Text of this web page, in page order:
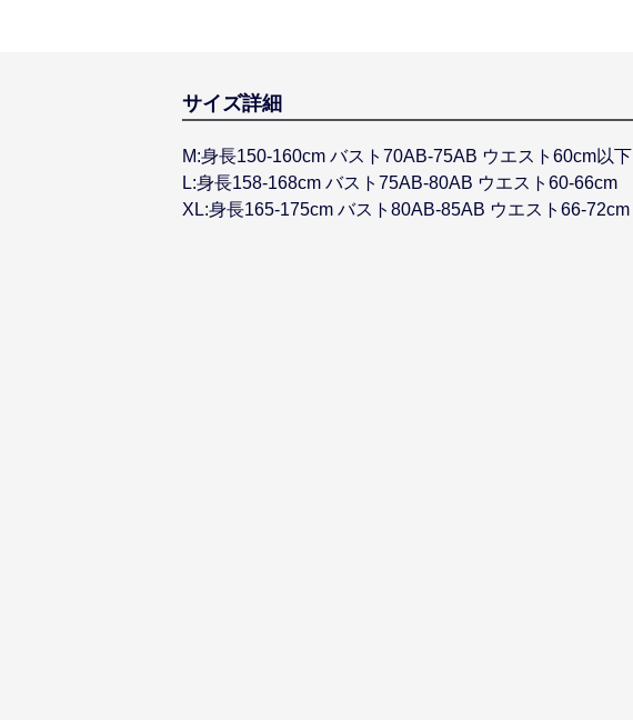
サイズ詳細
M:身長150-160cm バスト70AB-75AB ウエスト60cm以下
L:身長158-168cm バスト75AB-80AB ウエスト60-66cm
XL:身長165-175cm バスト80AB-85AB ウエスト66-72cm